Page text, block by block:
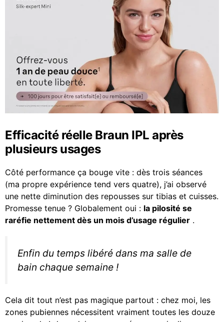
Efficacité réelle Braun IPL après
plusieurs usages
Côté performance ça bouge vite : dès trois séances
(ma propre expérience tend vers quatre), j’ai observé
une nette diminution des repousses sur tibias et cuisses.
Promesse tenue ? Globalement oui : la pilosité se
raréfie nettement dès un mois d’usage régulier .
Enfin du temps libéré dans ma salle de
bain chaque semaine !
Cela dit tout n’est pas magique partout : chez moi, les
zones pubiennes nécessitent vraiment toutes les douze